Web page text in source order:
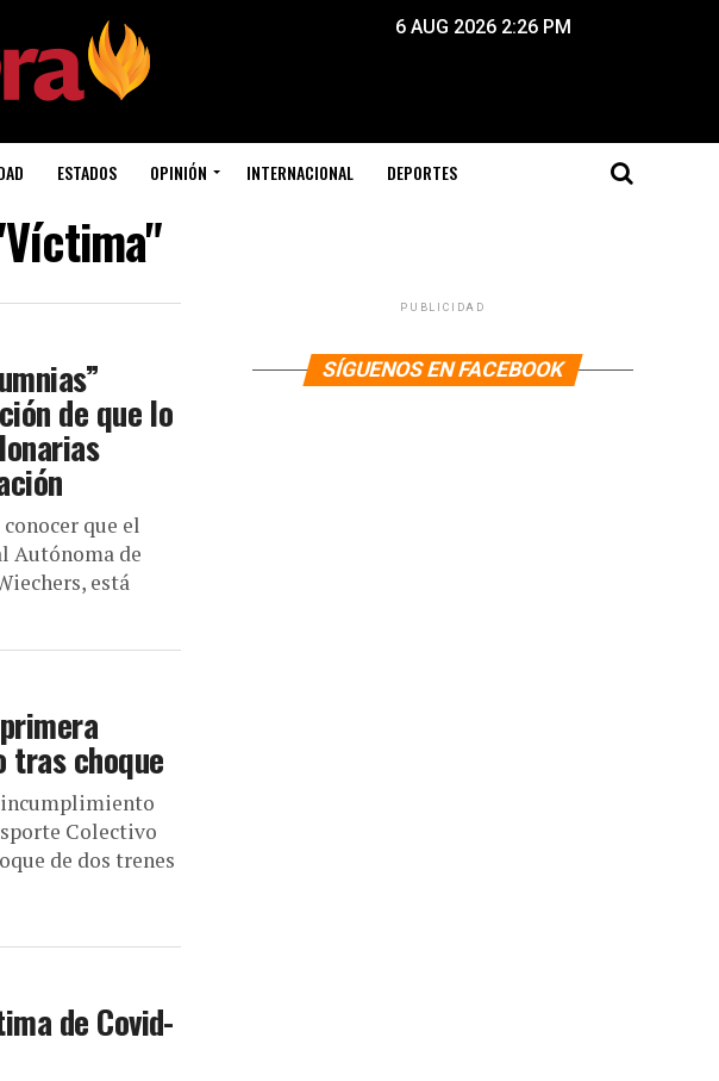
6 AUG 2026 2:26 PM
ESTADOS OPINIÓN INTERNACIONAL DEPORTES
de que lo
que el
Autónoma de
está
tras choque
incumplimiento
Colectivo
de dos trenes
de Covid-
PUBLICIDAD
SÍGUENOS EN FACEBOOK